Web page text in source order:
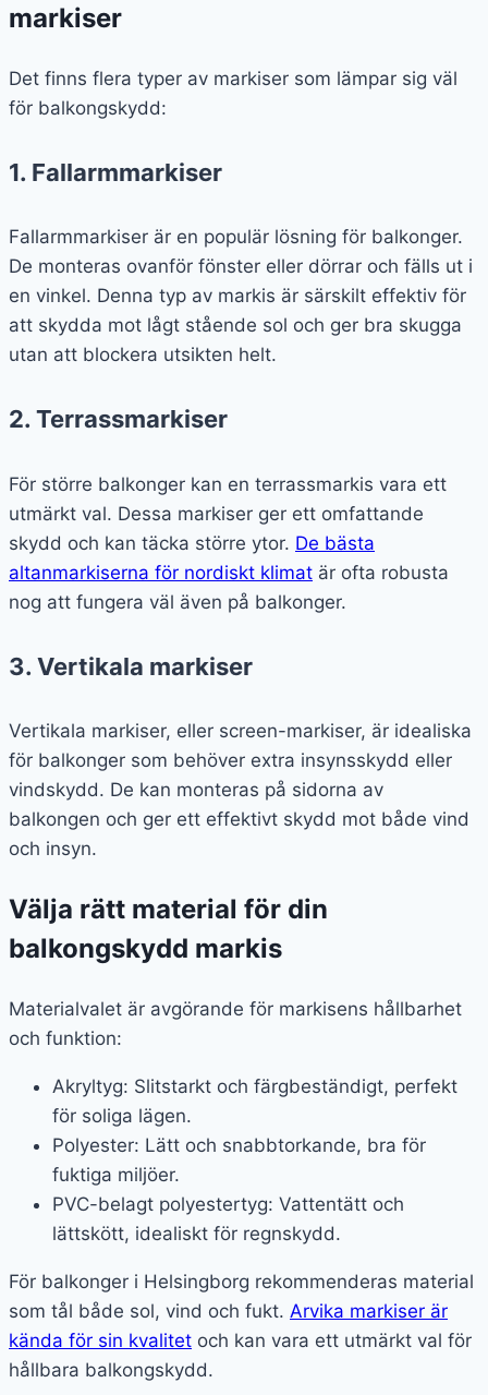
markiser
Det finns flera typer av markiser som lämpar sig väl
för balkongskydd:
1. Fallarmmarkiser
Fallarmmarkiser är en populär lösning för balkonger.
De monteras ovanför fönster eller dörrar och fälls ut i
en vinkel. Denna typ av markis är särskilt effektiv för
att skydda mot lågt stående sol och ger bra skugga
utan att blockera utsikten helt.
2. Terrassmarkiser
För större balkonger kan en terrassmarkis vara ett
utmärkt val. Dessa markiser ger ett omfattande
skydd och kan täcka större ytor. De bästa
altanmarkiserna för nordiskt klimat är ofta robusta
nog att fungera väl även på balkonger.
3. Vertikala markiser
Vertikala markiser, eller screen-markiser, är idealiska
för balkonger som behöver extra insynsskydd eller
vindskydd. De kan monteras på sidorna av
balkongen och ger ett effektivt skydd mot både vind
och insyn.
Välja rätt material för din
balkongskydd markis
Materialvalet är avgörande för markisens hållbarhet
och funktion:
Akryltyg: Slitstarkt och färgbeständigt, perfekt
för soliga lägen.
Polyester: Lätt och snabbtorkande, bra för
fuktiga miljöer.
PVC-belagt polyestertyg: Vattentätt och
lättskött, idealiskt för regnskydd.
För balkonger i Helsingborg rekommenderas material
som tål både sol, vind och fukt. Arvika markiser är
kända för sin kvalitet och kan vara ett utmärkt val för
hållbara balkongskydd.